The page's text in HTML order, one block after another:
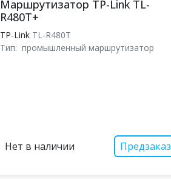
Маршрутизатор TP-Link TL-
R480T+
TP-LinkTL-R480T
Тип: промышленный маршрутизатор
Нет в наличии Предзаказ